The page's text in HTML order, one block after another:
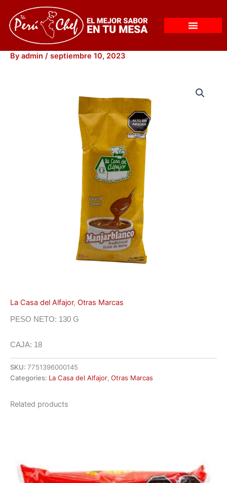
content
By admin / septiembre 10, 2023
La Casa del Alfajor, Otras Marcas
PESO NETO: 130 G
CAJA: 18
SKU: 7751396000145
Categories: La Casa del Alfajor, Otras Marcas
Related products